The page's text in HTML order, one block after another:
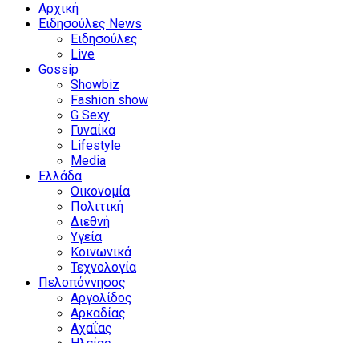
Αρχική
Ειδησούλες News
Ειδησούλες
Live
Gossip
Showbiz
Fashion show
G Sexy
Γυναίκα
Lifestyle
Media
Ελλάδα
Οικονομία
Πολιτική
Διεθνή
Υγεία
Κοινωνικά
Τεχνολογία
Πελοπόννησος
Αργολίδος
Αρκαδίας
Αχαΐας